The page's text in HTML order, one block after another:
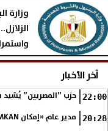
وزارة
الإثنين، 3 أغسطس 2026 05:16 مـ
آخر الأخبار
22:00 حزب ”المصريين” يُشيد
20:28 مدير عام «إمكان IMKAN»: الكوادر الوطنية المؤهلة هي الثروة الحقيقية لمستقبل التنمية في مصر